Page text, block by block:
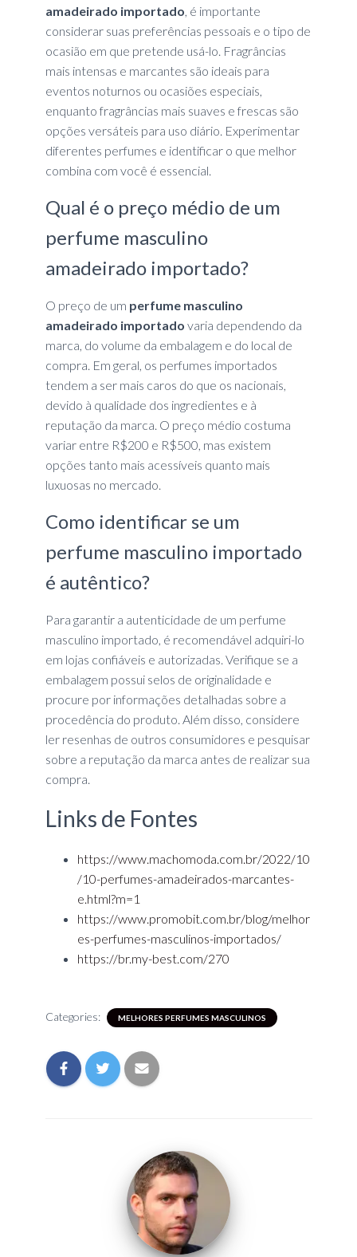
amadeirado importado, é importante
considerar suas preferências pessoais e o tipo de
ocasião em que pretende usá-lo. Fragrâncias
mais intensas e marcantes são ideais para
eventos noturnos ou ocasiões especiais,
enquanto fragrâncias mais suaves e frescas são
opções versáteis para uso diário. Experimentar
diferentes perfumes e identificar o que melhor
combina com você é essencial.
Qual é o preço médio de um
perfume masculino
amadeirado importado?
O preço de um perfume masculino
amadeirado importado varia dependendo da
marca, do volume da embalagem e do local de
compra. Em geral, os perfumes importados
tendem a ser mais caros do que os nacionais,
devido à qualidade dos ingredientes e à
reputação da marca. O preço médio costuma
variar entre R$200 e R$500, mas existem
opções tanto mais acessíveis quanto mais
luxuosas no mercado.
Como identificar se um
perfume masculino importado
é autêntico?
Para garantir a autenticidade de um perfume
masculino importado, é recomendável adquiri-lo
em lojas confiáveis e autorizadas. Verifique se a
embalagem possui selos de originalidade e
procure por informações detalhadas sobre a
procedência do produto. Além disso, considere
ler resenhas de outros consumidores e pesquisar
sobre a reputação da marca antes de realizar sua
compra.
Links de Fontes
https://www.machomoda.com.br/2022/10
/10-perfumes-amadeirados-marcantes-
e.html?m=1
https://www.promobit.com.br/blog/melhor
es-perfumes-masculinos-importados/
https://br.my-best.com/270
Categories: MELHORES PERFUMES MASCULINOS